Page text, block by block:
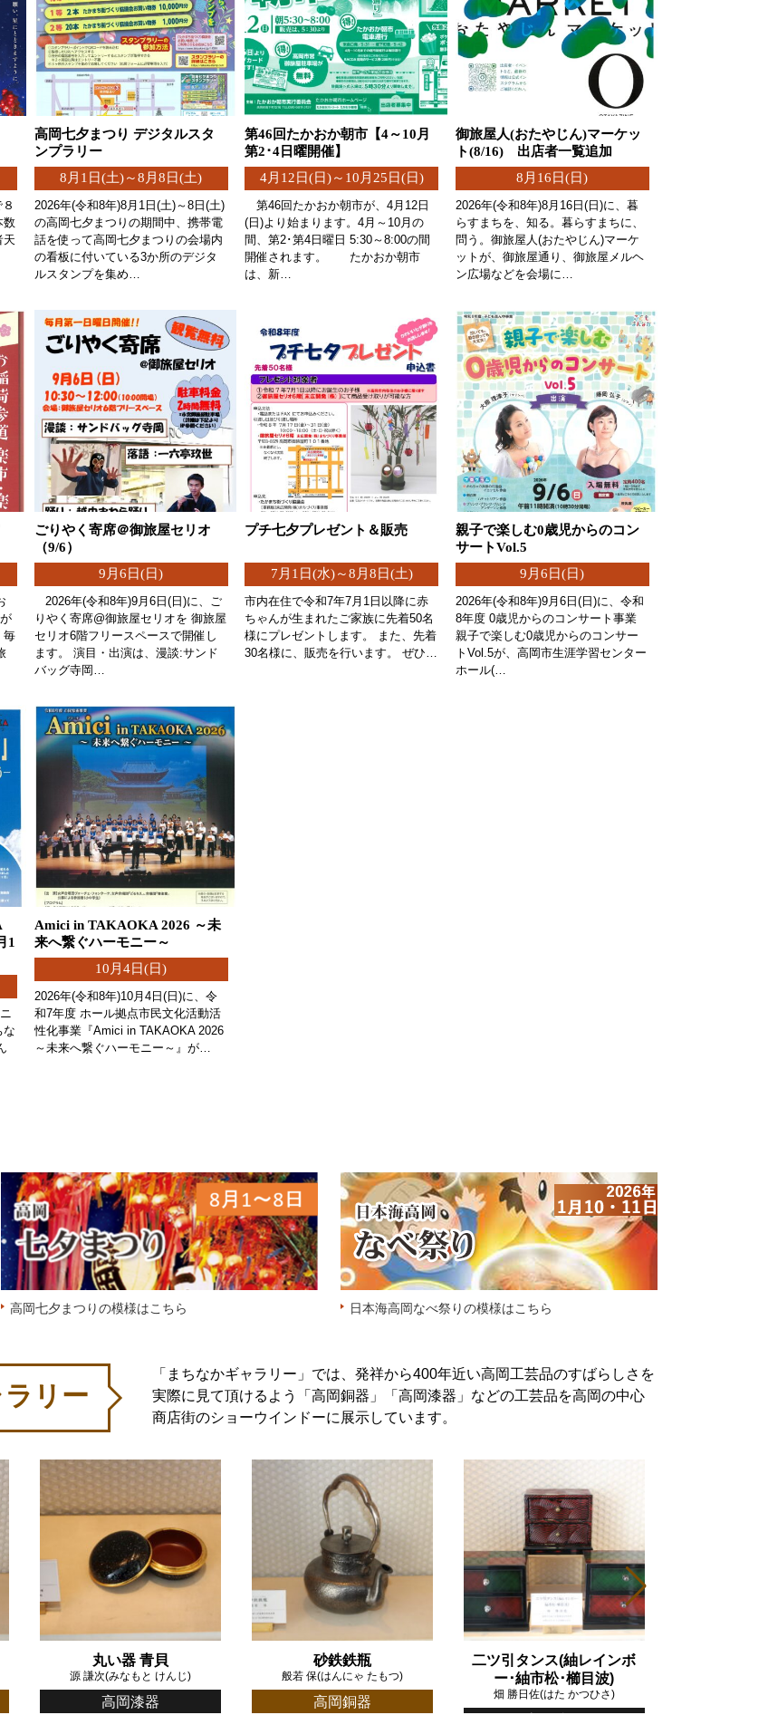
数
天
高岡七夕まつり デジタルスタ
ンプラリー
8月1日(土)～8月8日(土)
2026年(令和8年)8月1日(土)～8日(土)
の高岡七夕まつりの期間中、携帯電
話を使って高岡七夕まつりの会場内
の看板に付いている3か所のデジタ
ルスタンプを集め…
第46回たかおか朝市【4～10月
第2･4日曜開催】
4月12日(日)～10月25日(日)
第46回たかおか朝市が、4月12日
(日)より始まります。4月～10月の
間、第2･第4日曜日 5:30～8:00の間
開催されます。 たかおか朝市
は、新…
御旅屋人(おたやじん)マーケッ
ト(8/16) 出店者一覧追加
8月16日(日)
2026年(令和8年)8月16日(日)に、暮
らすまちを、知る。暮らすまちに、
問う。御旅屋人(おたやじん)マーケ
ットが、御旅屋通り、御旅屋メルヘ
ン広場などを会場に…
毎
ごりやく寄席＠御旅屋セリオ
（9/6）
9月6日(日)
2026年(令和8年)9月6日(日)に、ご
りやく寄席@御旅屋セリオを 御旅屋
セリオ6階フリースペースで開催し
ます。 演目・出演は、漫談:サンド
バッグ寺岡…
プチ七夕プレゼント＆販売
7月1日(水)～8月8日(土)
市内在住で令和7年7月1日以降に赤
ちゃんが生まれたご家族に先着50名
様にプレゼントします。 また、先着
30名様に、販売を行います。 ぜひ…
親子で楽しむ0歳児からのコン
サートVol.5
9月6日(日)
2026年(令和8年)9月6日(日)に、令和
8年度 0歳児からのコンサート事業
親子で楽しむ0歳児からのコンサー
トVol.5が、高岡市生涯学習センター
ホール(…
1
な
Amici in TAKAOKA 2026 ～未
来へ繋ぐハーモニー～
10月4日(日)
2026年(令和8年)10月4日(日)に、令
和7年度 ホール拠点市民文化活動活
性化事業『Amici in TAKAOKA 2026
～未来へ繋ぐハーモニー～』が…
高岡七夕まつりの模様はこちら 日本海高岡なべ祭りの模様はこちら
リー
「まちなかギャラリー」では、発祥から400年近い高岡工芸品のすばらしさを
実際に見て頂けるよう「高岡銅器」「高岡漆器」などの工芸品を高岡の中心
商店街のショーウインドーに展示しています。
丸い器 青貝
源 謙次(みなもと けんじ)
高岡漆器
砂鉄鉄瓶
般若 保(はんにゃ たもつ)
高岡銅器
二ツ引タンス(紬レインボ
ー･紬市松･櫛目波)
畑 勝日佐(はた かつひさ)